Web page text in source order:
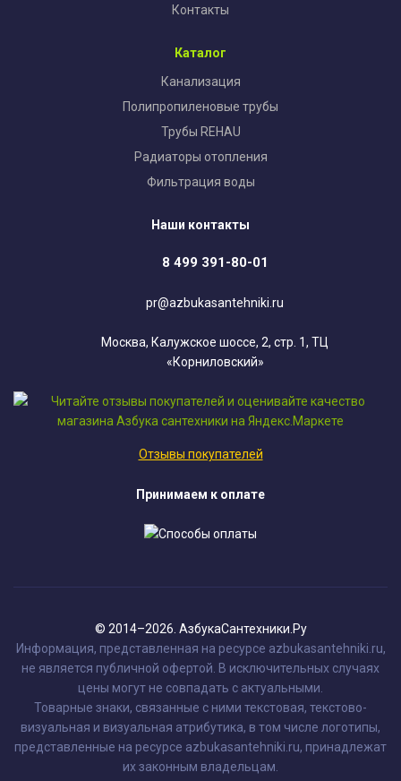
Контакты
Каталог
Канализация
Полипропиленовые трубы
Трубы REHAU
Радиаторы отопления
Фильтрация воды
Наши контакты
8 499 391-80-01
pr@azbukasantehniki.ru
Москва, Калужское шоссе, 2, стр. 1, ТЦ
«Корниловский»
Отзывы покупателей
Принимаем к оплате
© 2014–2026. АзбукаСантехники.Ру
Информация, представленная на ресурсе azbukasantehniki.ru,
не является публичной офертой. В исключительных случаях
цены могут не совпадать с актуальными.
Товарные знаки, связанные с ними текстовая, текстово-
визуальная и визуальная атрибутика, в том числе логотипы,
представленные на ресурсе azbukasantehniki.ru, принадлежат
их законным владельцам.